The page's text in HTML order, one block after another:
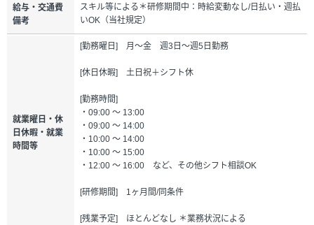
給与・交通費
備考
スキル等による＊研修期間中：時給変動なし/日払い・週払
いOK（当社規定）
就業曜日・休
日休暇・就業
時間等
[勤務曜日] 月～金 週3日～週5日勤務
[休日休暇] 土日祝＋シフト休
[勤務時間]
・09:00 ～ 13:00
・09:00 ～ 14:00
・10:00 ～ 14:00
・10:00 ～ 15:00
・12:00 ～ 16:00 など、その他シフト相談OK
[研修期間] 1ヶ月間/同条件
[残業予定] ほとんどなし ＊業務状況による